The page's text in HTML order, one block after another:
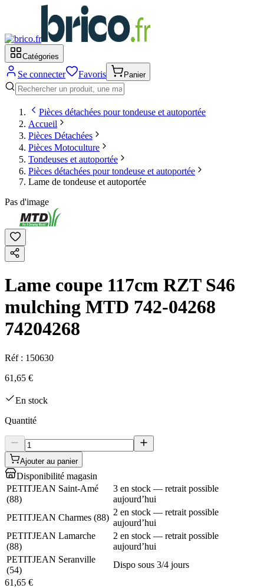
Catégories
Se connecter Favoris Panier
Pièces détachées pour tondeuse et autoportée
Accueil
Pièces Détachées
Pièces Motoculture
Tondeuses et autoportée
Pièces détachées pour tondeuse et autoportée
Lame de tondeuse et autoportée
Pas d'image
Lame coupe 117cm RZT S46
mulching MTD 742-04268
74204268
Réf : 150630
61,65 €
En stock
Quantité
Ajouter au panier
Disponibilité magasin
PETITJEAN Saint-Amé
(88)
3 en stock — retrait possible
aujourd’hui
PETITJEAN Charmes (88)
2 en stock — retrait possible
aujourd’hui
PETITJEAN Lamarche
(88)
2 en stock — retrait possible
aujourd’hui
PETITJEAN Seranville
(54)
Dispo sous 3/4 jours
61,65 €